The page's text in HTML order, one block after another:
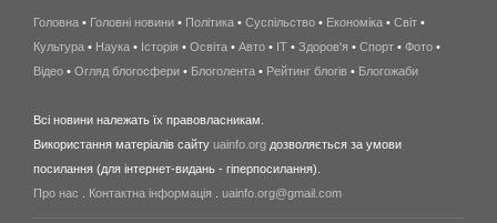
беспроводной
интернет
киев
wimax
в
Головна • Головні новини • Політика • Суспільство • Економіка • Світ •
Культура • Наука • Історія • Освіта • Авто • IT • Здоров'я • Спорт • Фото •
Відео • Огляд блогосфери • Блоголента • Рейтинг блогів • Блогожаби
Всі новини належать їх правовласникам.
Використання матеріалів сайту uainfo.org дозволяється за умови
посилання (для інтернет-видань - гіперпосилання).
Про нас
Контактна інформація uainfo.org@gmail.com